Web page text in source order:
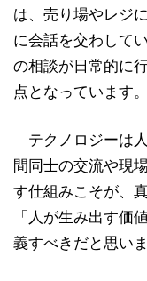
は、売り場やレジ
に会話を交わして
の相談が日常的に
点となっています。
テクノロジーは
間同士の交流や現
す仕組みこそが、
「人が生み出す価
義すべきだと思いま